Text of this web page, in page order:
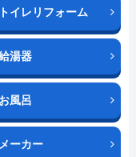
トイレリフォーム
湯器
お風呂
メーカー